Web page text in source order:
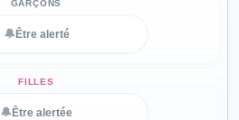
🔔 Être alerté
🔔 Être alertée